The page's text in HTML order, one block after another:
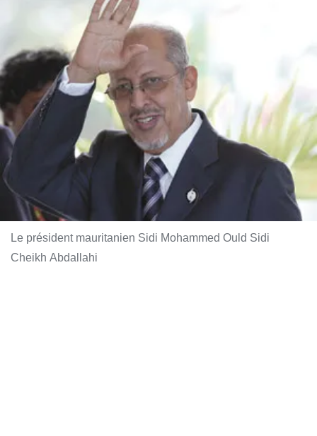
Le président mauritanien Sidi Mohammed Ould Sidi
Cheikh Abdallahi